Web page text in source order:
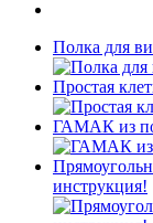
Полка для
Простая
ГАМАК из
инструкция!